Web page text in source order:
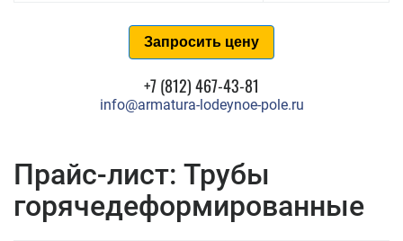
Запросить цену
+7 (812) 467-43-81
info@armatura-lodeynoe-pole.ru
Прайс-лист: Трубы
горячедеформированные